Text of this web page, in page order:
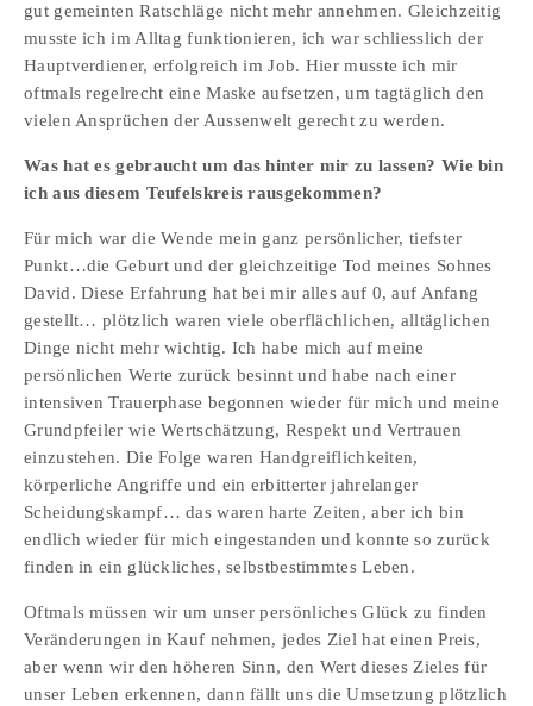
gut gemeinten Ratschläge nicht mehr annehmen. Gleichzeitig
musste ich im Alltag funktionieren, ich war schliesslich der
Hauptverdiener, erfolgreich im Job. Hier musste ich mir
oftmals regelrecht eine Maske aufsetzen, um tagtäglich den
vielen Ansprüchen der Aussenwelt gerecht zu werden.
Was hat es gebraucht um das hinter mir zu lassen? Wie bin
ich aus diesem Teufelskreis rausgekommen?
Für mich war die Wende mein ganz persönlicher, tiefster
Punkt…die Geburt und der gleichzeitige Tod meines Sohnes
David. Diese Erfahrung hat bei mir alles auf 0, auf Anfang
gestellt… plötzlich waren viele oberflächlichen, alltäglichen
Dinge nicht mehr wichtig. Ich habe mich auf meine
persönlichen Werte zurück besinnt und habe nach einer
intensiven Trauerphase begonnen wieder für mich und meine
Grundpfeiler wie Wertschätzung, Respekt und Vertrauen
einzustehen. Die Folge waren Handgreiflichkeiten,
körperliche Angriffe und ein erbitterter jahrelanger
Scheidungskampf… das waren harte Zeiten, aber ich bin
endlich wieder für mich eingestanden und konnte so zurück
finden in ein glückliches, selbstbestimmtes Leben.
Oftmals müssen wir um unser persönliches Glück zu finden
Veränderungen in Kauf nehmen, jedes Ziel hat einen Preis,
aber wenn wir den höheren Sinn, den Wert dieses Zieles für
unser Leben erkennen, dann fällt uns die Umsetzung plötzlich